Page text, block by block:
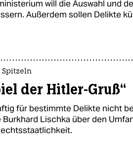
will die Auswahl und
Außerdem sollen Delikte
der Hitler-Gruß“
für bestimmte Delikte nicht
Lischka über den